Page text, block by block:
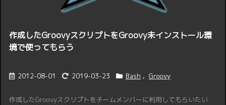
作成したGroovyスクリプトをGroovy未インストール環
境で使ってもらう
2012-08-01 2019-03-23 Bash , Groovy
作成したGroovyスクリプトをチームメンバーに利用してもらいたい